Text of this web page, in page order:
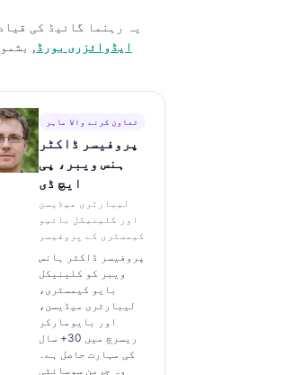
یہ رہنما گائیڈ کی
ایڈوائزری بورڈ,
تعاون کرنے والا ماہر
پروفیسر ڈاکٹر
ہنس ویبر، پی
ایچ ڈی
لیبارٹری میڈیسن
اور کلینیکل بائیو
کیمسٹری کے پروفیسر
پروفیسر ڈاکٹر ہانس
ویبر کو کلینیکل
بایو کیمسٹری،
لیبارٹری میڈیسن،
اور بایومارکر
ریسرچ میں 30+ سال
کی مہارت حاصل ہے۔
وہ جرمن سوسائٹی